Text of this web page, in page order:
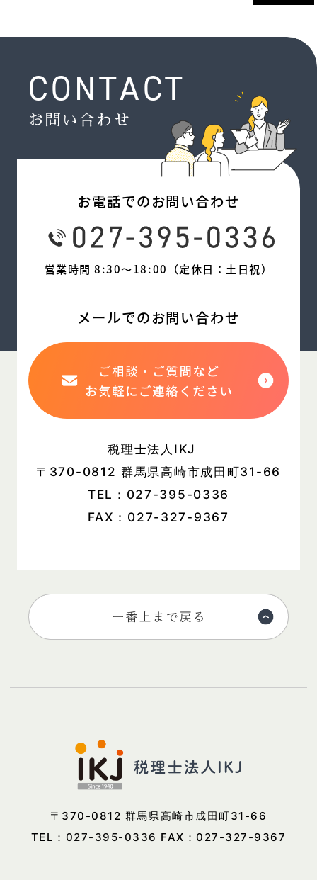
CONTACT
お問い合わせ
お電話でのお問い合わせ
営業時間 8:30〜18:00（定休日：土日祝）
メールでのお問い合わせ
税理士法人IKJ
〒370-0812 群馬県高崎市成田町31-66
TEL： 027-395-0336
FAX：027-327-9367
〒370-0812 群馬県高崎市成田町31-66
TEL： 027-395-0336 FAX：027-327-9367